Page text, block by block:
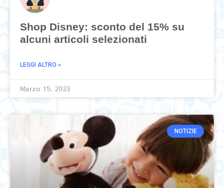
Shop Disney: sconto del 15% su
alcuni articoli selezionati
LEGGI ALTRO »
Marzo 15, 2023
NOTIZIE